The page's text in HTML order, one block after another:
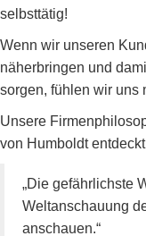
selbsttätig!
Wenn wir unseren
näherbringen und
sorgen, fühlen wir uns
Unsere
von Humboldt
„Die gefährlichste
Weltanschauung
anschauen.“